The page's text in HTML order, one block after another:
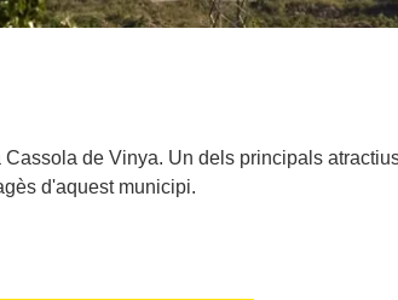
de Vinya. Un dels principals
d'aquest municipi.